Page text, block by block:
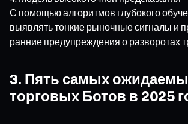
С помощью алгоритмов глубокого
выявлять тонкие рыночные сигналы и
ранние предупреждения о разворотах
3. Пять самых
торговых Ботов в 2025